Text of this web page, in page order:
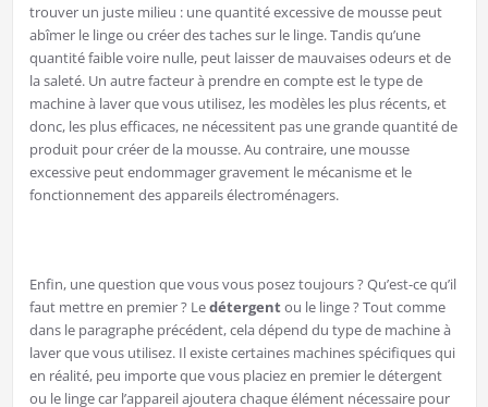
trouver un juste milieu : une quantité excessive de mousse peut
abîmer le linge ou créer des taches sur le linge. Tandis qu’une
quantité faible voire nulle, peut laisser de mauvaises odeurs et de
la saleté. Un autre facteur à prendre en compte est le type de
machine à laver que vous utilisez, les modèles les plus récents, et
donc, les plus efficaces, ne nécessitent pas une grande quantité de
produit pour créer de la mousse. Au contraire, une mousse
excessive peut endommager gravement le mécanisme et le
fonctionnement des appareils électroménagers.
Enfin, une question que vous vous posez toujours ? Qu’est-ce qu’il
faut mettre en premier ? Ledétergentou le linge ? Tout comme
dans le paragraphe précédent, cela dépend du type de machine à
laver que vous utilisez. Il existe certaines machines spécifiques qui
en réalité, peu importe que vous placiez en premier le détergent
ou le linge car l’appareil ajoutera chaque élément nécessaire pour